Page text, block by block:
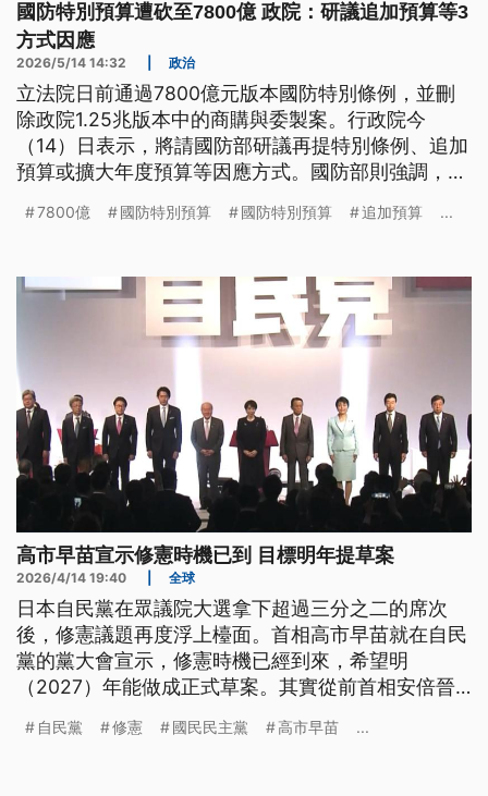
國防特別預算遭砍至7800億 政院：研議追加預算等3
方式因應
2026/5/14 14:32 政治
立法院日前通過7800億元版本國防特別條例，並刪
除政院1.25兆版本中的商購與委製案。行政院今
（14）日表示，將請國防部研議再提特別條例、追加
預算或擴大年度預算等因應方式。國防部則強調，被
會使原本應有的功力幾乎喪失殆盡。
7800億 國防特別預算 國防特別預算 追加預算 ...
高市早苗宣示修憲時機已到 目標明年提草案
2026/4/14 19:40 全球
日本自民黨在眾議院大選拿下超過三分之二的席次
後，修憲議題再度浮上檯面。首相高市早苗就在自民
黨的黨大會宣示，修憲時機已經到來，希望明
（2027）年能做成正式草案。其實從前首相安倍晉
武裝力量的條文，將自衛隊寫入《憲法》，並且修改
自民黨 修憲 國民民主黨 高市早苗 ...